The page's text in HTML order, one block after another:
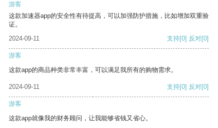
游客
这款加速器app的安全性有待提高，可以加强防护措施，比如增加双重验
证。
2024-09-11
支持[0] 反对[0]
游客
这款app的商品种类非常丰富，可以满足我所有的购物需求。
2024-09-11 支持[0] 反对[0]
游客
这款app就像我的财务顾问，让我能够省钱又省心。